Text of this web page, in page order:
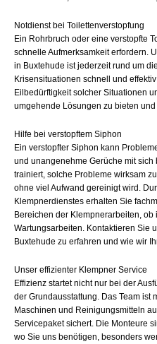
Notdienst bei Toilettenverstopfung
Ein Rohrbruch oder eine verstopfte
schnelle Aufmerksamkeit erfordern.
in Buxtehude ist jederzeit rund um
Krisensituationen schnell und
Eilbedürftigkeit solcher Situationen
umgehende Lösungen zu bieten
Hilfe bei verstopftem Siphon
Ein verstopfter Siphon kann
und unangenehme Gerüche mit
trainiert, solche Probleme wirksam
ohne viel Aufwand gereinigt wird.
Klempnerdienstes erhalten Sie
Bereichen der Klempnerarbeiten,
Wartungsarbeiten. Kontaktieren Sie
Buxtehude zu erfahren und wie wir
Unser effizienter Klempner Service
Effizienz startet nicht nur bei der
der Grundausstattung. Das Team ist
Maschinen und Reinigungsmitteln
Servicepaket sichert. Die Monteure
wo Sie uns benötigen, besonders